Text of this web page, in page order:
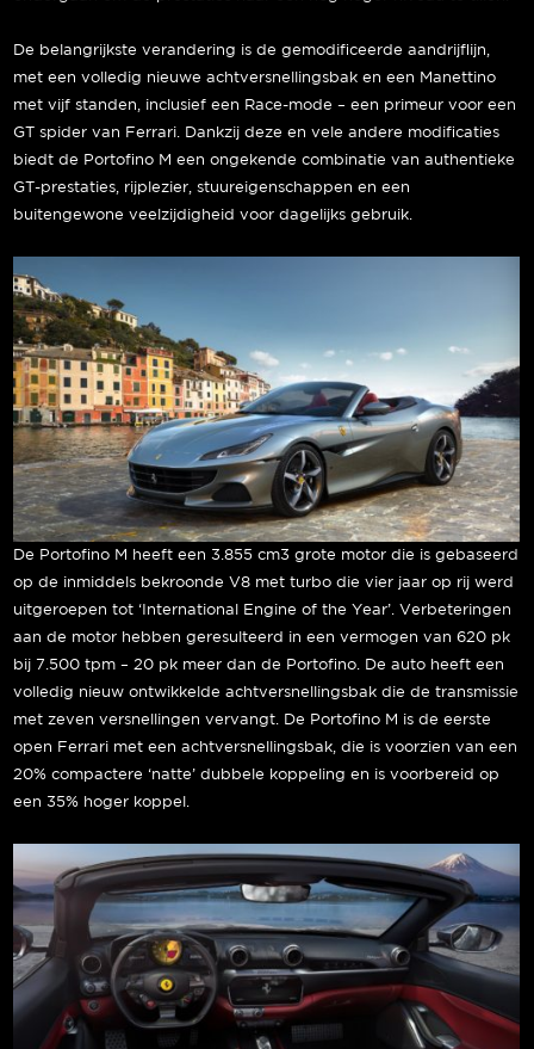
De belangrijkste verandering is de gemodificeerde aandrijflijn,
met een volledig nieuwe achtversnellingsbak en een Manettino
met vijf standen, inclusief een Race-mode – een primeur voor een
GT spider van Ferrari. Dankzij deze en vele andere modificaties
biedt de Portofino M een ongekende combinatie van authentieke
GT-prestaties, rijplezier, stuureigenschappen en een
buitengewone veelzijdigheid voor dagelijks gebruik.
De Portofino M heeft een 3.855 cm3 grote motor die is gebaseerd
op de inmiddels bekroonde V8 met turbo die vier jaar op rij werd
uitgeroepen tot ‘International Engine of the Year’. Verbeteringen
aan de motor hebben geresulteerd in een vermogen van 620 pk
bij 7.500 tpm – 20 pk meer dan de Portofino. De auto heeft een
volledig nieuw ontwikkelde achtversnellingsbak die de transmissie
met zeven versnellingen vervangt. De Portofino M is de eerste
open Ferrari met een achtversnellingsbak, die is voorzien van een
20% compactere ‘natte’ dubbele koppeling en is voorbereid op
een 35% hoger koppel.